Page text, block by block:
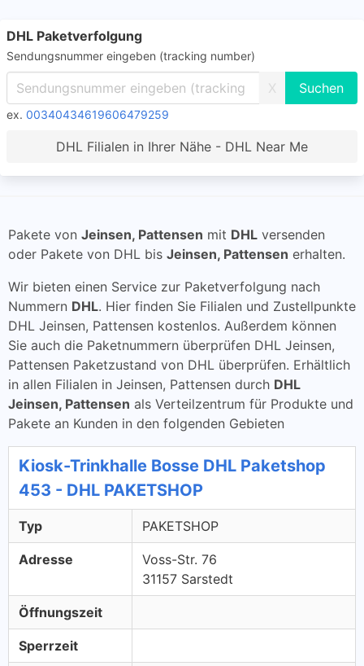
DHL Paketverfolgung
Sendungsnummer eingeben (tracking number)
X
ex. 00340434619606479259
DHL Filialen in Ihrer Nähe - DHL Near Me
Pakete von Jeinsen, Pattensen mit DHL versenden
oder Pakete von DHL bis Jeinsen, Pattensen erhalten.
Wir bieten einen Service zur Paketverfolgung nach
Nummern DHL. Hier finden Sie Filialen und Zustellpunkte
DHL Jeinsen, Pattensen kostenlos. Außerdem können
Sie auch die Paketnummern überprüfen DHL Jeinsen,
Pattensen Paketzustand von DHL überprüfen. Erhältlich
in allen Filialen in Jeinsen, Pattensen durch DHL
Jeinsen, Pattensen als Verteilzentrum für Produkte und
Pakete an Kunden in den folgenden Gebieten
Kiosk-Trinkhalle Bosse DHL Paketshop
453 - DHL PAKETSHOP
Typ PAKETSHOP
Adresse
Voss-Str. 76
31157 Sarstedt
Öffnungszeit
Sperrzeit